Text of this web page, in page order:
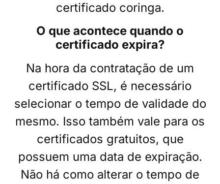
certificado coringa.
O que acontece quando o
certificado expira?
Na hora da contratação de um
certificado SSL, é necessário
selecionar o tempo de validade do
mesmo. Isso também vale para os
certificados gratuitos, que
possuem uma data de expiração.
Não há como alterar o tempo de